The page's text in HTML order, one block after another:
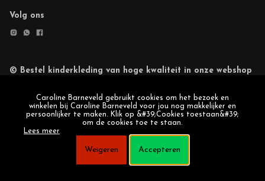
Volg ons
© Bestel kinderkleding van hoge kwaliteit in onze webshop
Caroline Barneveld gebruikt cookies om het bezoek en
winkelen bij Caroline Barneveld voor jou nog makkelijker en
persoonlijker te maken. Klik op &#39;Cookies toestaan&#39;
om de cookies toe te staan.
Lees meer
Weigeren Accepteren